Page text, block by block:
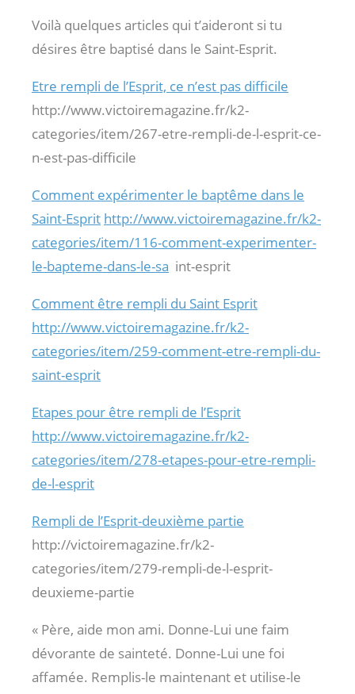
Voilà quelques articles qui t’aideront si tu
désires être baptisé dans le Saint-Esprit.
Etre rempli de l’Esprit, ce n’est pas difficile
http://www.victoiremagazine.fr/k2-
categories/item/267-etre-rempli-de-l-esprit-ce-
n-est-pas-difficile
Comment expérimenter le baptême dans le
Saint-Esprit http://www.victoiremagazine.fr/k2-
categories/item/116-comment-experimenter-
le-bapteme-dans-le-sa int-esprit
Comment être rempli du Saint Esprit
http://www.victoiremagazine.fr/k2-
categories/item/259-comment-etre-rempli-du-
saint-esprit
Etapes pour être rempli de l’Esprit
http://www.victoiremagazine.fr/k2-
categories/item/278-etapes-pour-etre-rempli-
de-l-esprit
Rempli de l’Esprit-deuxième partie
http://victoiremagazine.fr/k2-
categories/item/279-rempli-de-l-esprit-
deuxieme-partie
« Père, aide mon ami. Donne-Lui une faim
dévorante de sainteté. Donne-Lui une foi
affamée. Remplis-le maintenant et utilise-le